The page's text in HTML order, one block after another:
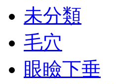
未分類
毛穴
眼瞼下垂